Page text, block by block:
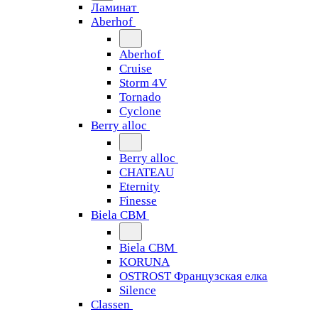
Ламинат
Aberhof
Aberhof
Cruise
Storm 4V
Tornado
Сyclone
Berry alloc
Berry alloc
CHATEAU
Eternity
Finesse
Biela CBM
Biela CBM
KORUNA
OSTROST Французская елка
Silence
Classen